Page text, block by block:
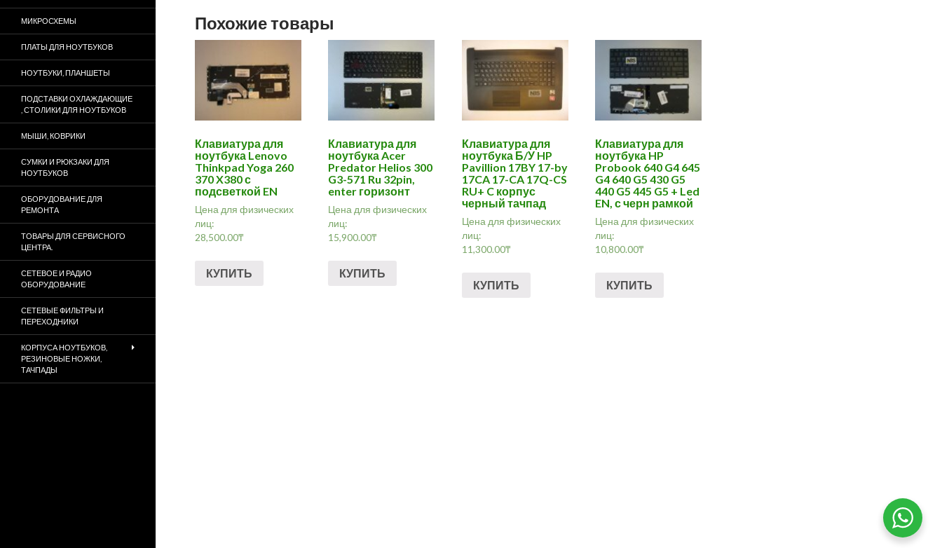
Похожие товары
Клавиатура для
ноутбука Lenovo
Thinkpad Yoga 260
370 X380 с
подсветкой EN
Цена для физических
лиц:
28,500.00₸
КУПИТЬ
Клавиатура для
ноутбука Acer
Predator Helios 300
G3-571 Ru 32pin,
enter горизонт
Цена для физических
лиц:
15,900.00₸
КУПИТЬ
Клавиатура для
ноутбука Б/У HP
Pavillion 17BY 17-by
17CA 17-CA 17Q-CS
RU+ C корпус
черный тачпад
Цена для физических
лиц:
11,300.00₸
КУПИТЬ
Клавиатура для
ноутбука HP
Probook 640 G4 645
G4 640 G5 430 G5
440 G5 445 G5 + Led
EN, с черн рамкой
Цена для физических
лиц:
10,800.00₸
КУПИТЬ
МИКРОСХЕМЫ
ПЛАТЫ ДЛЯ НОУТБУКОВ
НОУТБУКИ, ПЛАНШЕТЫ
ПОДСТАВКИ ОХЛАЖДАЮЩИЕ
, СТОЛИКИ ДЛЯ НОУТБУКОВ
МЫШИ, КОВРИКИ
СУМКИ И РЮКЗАКИ ДЛЯ
НОУТБУКОВ
ОБОРУДОВАНИЕ ДЛЯ
РЕМОНТА
ТОВАРЫ ДЛЯ СЕРВИСНОГО
ЦЕНТРА.
СЕТЕВОЕ И РАДИО
ОБОРУДОВАНИЕ
СЕТЕВЫЕ ФИЛЬТРЫ И
ПЕРЕХОДНИКИ
КОРПУСА НОУТБУКОВ,
РЕЗИНОВЫЕ НОЖКИ,
ТАЧПАДЫ